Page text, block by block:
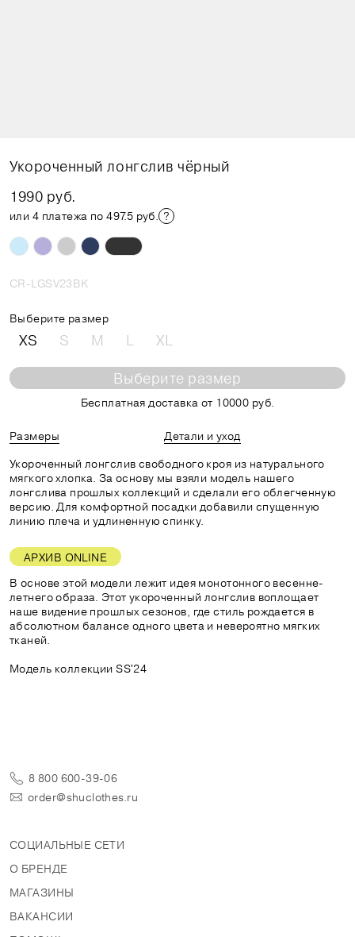
Укороченный лонгслив чёрный
1990 руб.
или 4 платежа по 497.5 руб.
CR-LGSV23BK
Выберите размер
XS S M L XL
Выберите размер
Бесплатная доставка от 10000 руб.
Размеры
Детали и уход
Укороченный лонгслив свободного кроя из натурального
мягкого хлопка. За основу мы взяли модель нашего
лонгслива прошлых коллекций и сделали его облегченную
версию. Для комфортной посадки добавили спущенную
линию плеча и удлиненную спинку.
АРХИВ ONLINE
В основе этой модели лежит идея монотонного весенне-
летнего образа. Этот укороченный лонгслив воплощает
наше видение прошлых сезонов, где стиль рождается в
абсолютном балансе одного цвета и невероятно мягких
тканей.
Модель коллекции SS'24
8 800 600-39-06
order@shuclothes.ru
СОЦИАЛЬНЫЕ СЕТИ
О БРЕНДЕ
МАГАЗИНЫ
ВАКАНСИИ